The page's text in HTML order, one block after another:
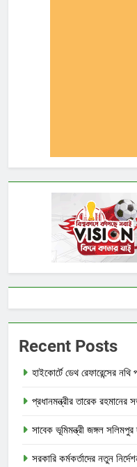
Recent Posts
হাইকোর্টে ডেথ রেফারেন্সের
প্রধানমন্ত্রীর তারেক
সাবেক ভূমিমন্ত্রী জঙ্গল সলিমপুর
সরকারি কর্মকর্তাদের নতুন